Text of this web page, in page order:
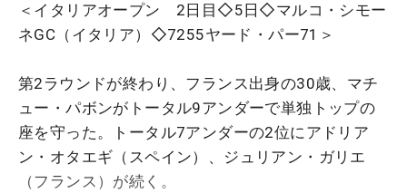
＜イタリアオープン 2日目◇5日◇マルコ・シモー
ネGC（イタリア）◇7255ヤード・パー71＞
第2ラウンドが終わり、フランス出身の30歳、マチ
ュー・パボンがトータル9アンダーで単独トップの
座を守った。トータル7アンダーの2位にアドリア
ン・オタエギ（スペイン）、ジュリアン・ガリエ
（フランス）が続く。